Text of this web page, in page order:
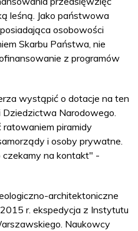
leśną. Jako państwowa
osobowości
Skarbu Państwa, nie
z programów
wystąpić o dotacje na ten
Narodowego.
piramidy
i osoby prywatne.
czekamy na kontakt" -
architektoniczne
r. ekspedycja z Instytutu
Naukowcy